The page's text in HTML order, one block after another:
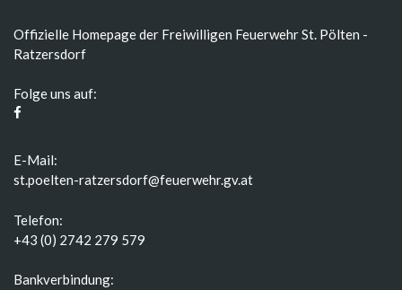
Offizielle Homepage der Freiwilligen Feuerwehr St. Pölten -
Ratzersdorf
Folge uns auf:
E-Mail:
st.poelten-ratzersdorf@feuerwehr.gv.at
Telefon:
+43 (0) 2742 279 579
Bankverbindung: